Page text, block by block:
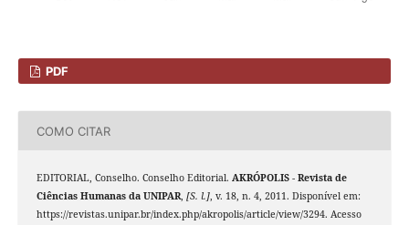
PDF
COMO CITAR
EDITORIAL, Conselho. Conselho Editorial. AKRÓPOLIS - Revista de
Ciências Humanas da UNIPAR, [S. l.], v. 18, n. 4, 2011. Disponível em:
https://revistas.unipar.br/index.php/akropolis/article/view/3294. Acesso